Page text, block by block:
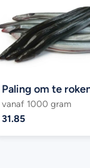
Paling om te
vanaf 1000 gram
31.85